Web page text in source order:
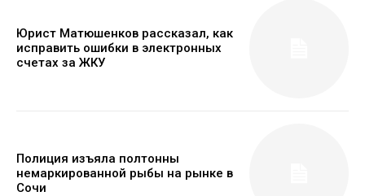
Юрист Матюшенков рассказал, как
исправить ошибки в электронных
счетах за ЖКУ
Полиция изъяла полтонны
немаркированной рыбы на рынке в
Сочи